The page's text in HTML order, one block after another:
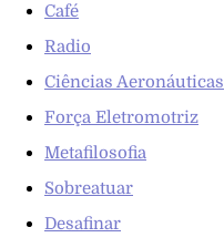
Café
Radio
Ciências Aeronáuticas
Força Eletromotriz
Metafilosofia
Sobreatuar
Desafinar